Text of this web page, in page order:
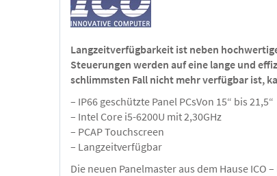
Langzeitverfügbarkeit ist neben
Steuerungen werden auf eine lange und
schlimmsten Fall nicht mehr verfügbar ist,
– IP66 geschützte Panel PCsVon 15“ bis 21,5“
– Intel Core i5-6200U mit 2,30GHz
– PCAP Touchscreen
– Langzeitverfügbar
Die neuen Panelmaster aus dem Hause